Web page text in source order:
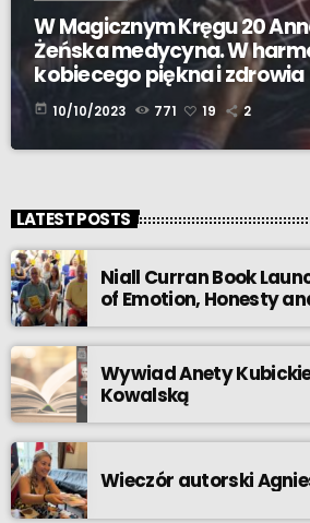
W Magicznym Kręgu 20
Żeńska medycyna. W
kobiecego piękna i zdrowia
today 10/10/2023 771 19 2
LATEST POSTS
Niall Curran Book
of Emotion, Honesty
Wywiad Anety
Kowalską
Wieczór autorski